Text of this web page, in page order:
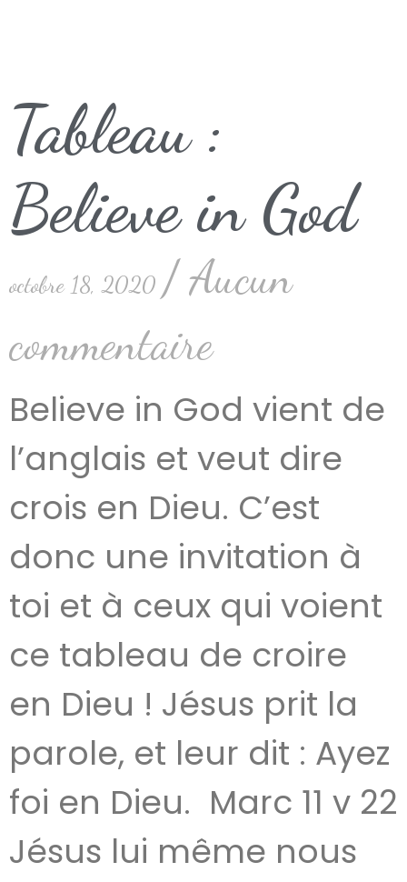
Tableau :
Believe in God
octobre 18, 2020
Aucun
commentaire
Believe in God vient de
l’anglais et veut dire
crois en Dieu. C’est
donc une invitation à
toi et à ceux qui voient
ce tableau de croire
en Dieu ! Jésus prit la
parole, et leur dit : Ayez
foi en Dieu. Marc 11 v 22
Jésus lui même nous